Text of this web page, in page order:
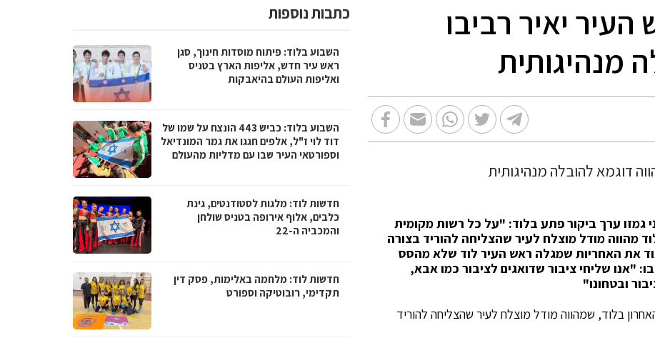
העיר יאיר רביבו
מנהיגותית
גמזו ערך ביקור פתע בלוד: "על כל רשות מקומית
מהווה מודל מוצלח לעיר שהצליחה להוריד בצורה
את האחריות שמגלה ראש העיר לוד שלא מהסס
"אנו שליחי ציבור שדואגים לציבור כמו אבא,
ובטחונו"
בלוד, שמהווה מודל מוצלח לעיר שהצליחה להוריד
כתבות נוספות
השבוע בלוד: פיתוח מוסדות חינוך, סגן
ראש עיר חדש, אליפות הארץ בטניס
ואליפות העולם בהיאבקות
השבוע בלוד: כביש 443 הונצח על שמו של
דוד לוי ז"ל, אלפים חגגו את גמר המונדיאל
וספורטאי העיר שבו עם מדליות מהעולם
חדשות לוד: מלגות לסטודנטים, גינת
כלבים, אלוף אירופה בטניס שולחן
והמכביה ה-22
חדשות לוד: מלחמה באלימות, פסק דין
תקדימי, רובוטיקה וספורט